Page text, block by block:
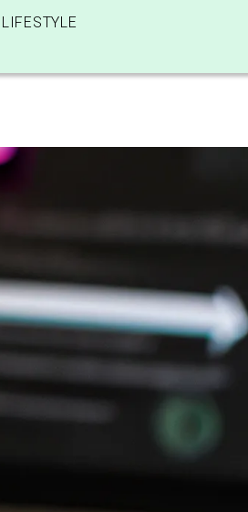
LIFESTYLE